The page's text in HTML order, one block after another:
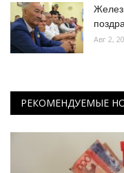
Авг 2,
РЕКОМЕНДУЕМЫЕ